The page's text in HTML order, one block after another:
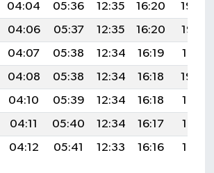
04:04 05:36 12:35 16:20
19:24
04:06 05:37 12:35 16:20
19:22
04:07 05:38 12:34 16:19
19:21
04:08 05:38 12:34 16:18
19:20
04:10 05:39 12:34 16:18
19:18
04:11 05:40 12:34 16:17
19:17
04:12 05:41 12:33 16:16 19:15